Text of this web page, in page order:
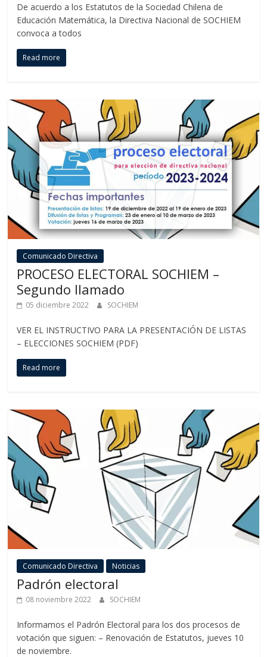
De acuerdo a los Estatutos de la Sociedad Chilena de
Educación Matemática, la Directiva Nacional de SOCHIEM
convoca a todos
Read more
Comunicado Directiva
PROCESO ELECTORAL SOCHIEM –
Segundo llamado
05 diciembre 2022 SOCHIEM
VER EL INSTRUCTIVO PARA LA PRESENTACIÓN DE LISTAS
– ELECCIONES SOCHIEM (PDF)
Read more
Comunicado Directiva Noticias
Padrón electoral
08 noviembre 2022 SOCHIEM
Informamos el Padrón Electoral para los dos procesos de
votación que siguen: – Renovación de Estatutos, jueves 10
de noviembre.